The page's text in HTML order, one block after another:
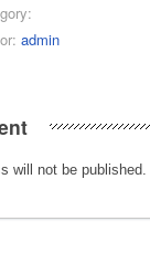
admin
will not be published.